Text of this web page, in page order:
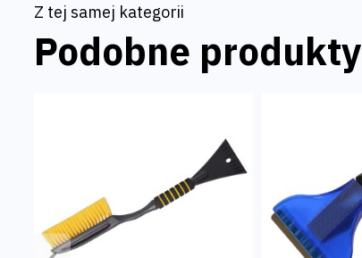
Z tej samej kategorii
Podobne produkty